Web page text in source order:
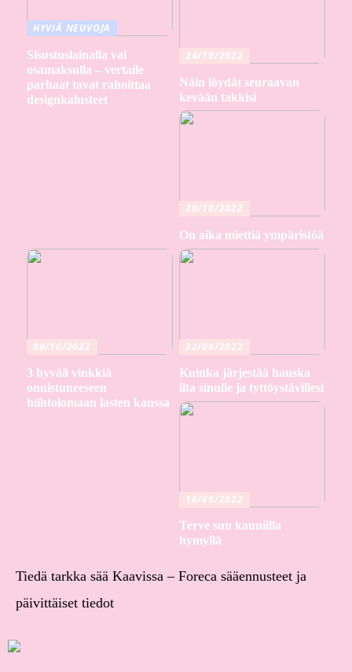
HYVIÄ NEUVOJA
Sisustuslainalla vai
osamaksulla – vertaile
parhaat tavat rahoittaa
designkalusteet
24/10/2022
Näin löydät seuraavan
kevään takkisi
20/10/2022
On aika miettiä ympäristöä
09/10/2022
3 hyvää vinkkiä
onnistuneeseen
hiihtolomaan lasten kanssa
22/09/2022
Kuinka järjestää hauska
ilta sinulle ja tyttöystävillesi
16/09/2022
Terve suu kauniilla
hymyllä
Tiedä tarkka sää Kaavissa – Foreca sääennusteet ja
päivittäiset tiedot